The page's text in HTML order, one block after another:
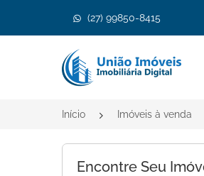
(27) 99850-8415
Página inicial
Início Imóveis à venda
Encontre Seu